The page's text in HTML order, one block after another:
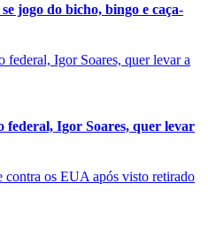
jogo do bicho, bingo e caça-
federal, Igor Soares, quer levar